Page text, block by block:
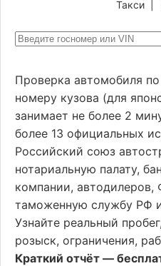
Такси|
Проверка автомобиля
номеру кузова (для
занимает не более 2
более 13 официальных
Российский союз
нотариальную палату,
компании, автодилеров,
таможенную службу РФ
Узнайте реальный
розыск, ограничения,
Краткий отчёт —